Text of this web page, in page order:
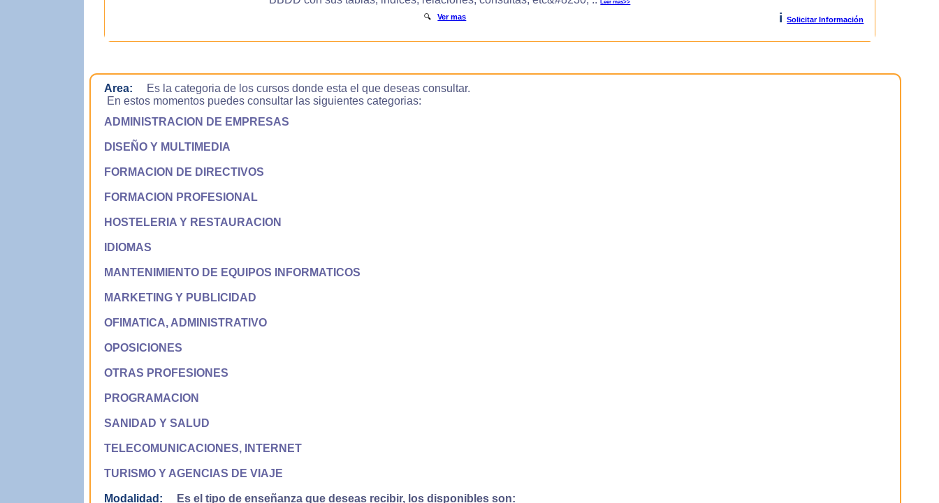
Leer mas>>
🔍Ver mas i Solicitar Información
Area:
Es la categoria de los cursos donde esta el que deseas consultar.
En estos momentos puedes consultar las siguientes categorias:
ADMINISTRACION DE EMPRESAS
DISEÑO Y MULTIMEDIA
FORMACION DE DIRECTIVOS
FORMACION PROFESIONAL
HOSTELERIA Y RESTAURACION
IDIOMAS
MANTENIMIENTO DE EQUIPOS INFORMATICOS
MARKETING Y PUBLICIDAD
OFIMATICA, ADMINISTRATIVO
OPOSICIONES
OTRAS PROFESIONES
PROGRAMACION
SANIDAD Y SALUD
TELECOMUNICACIONES, INTERNET
TURISMO Y AGENCIAS DE VIAJE
Modalidad: Es el tipo de enseñanza que deseas recibir, los disponibles son: